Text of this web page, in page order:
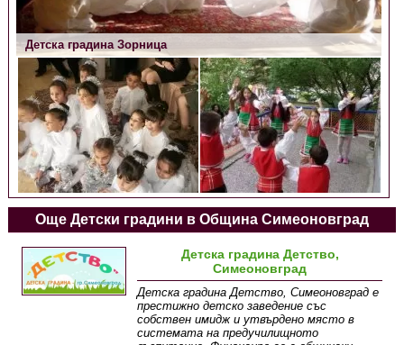
Детска градина Зорница
Още Детски градини в Община Симеоновград
Детска градина Детство,
Симеоновград
Детска градина Детство, Симеоновград е
престижно детско заведение със
собствен имидж и утвърдено място в
системата на предучилищното